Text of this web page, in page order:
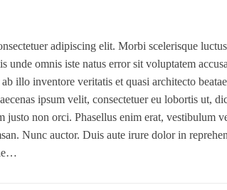
adipiscing elit. Morbi scelerisque
unde omnis iste natus error sit voluptatem
illo inventore veritatis et quasi architecto
ipsum velit, consectetuer eu lobortis ut,
non orci. Phasellus enim erat, vestibulum
Nunc auctor. Duis aute irure dolor in